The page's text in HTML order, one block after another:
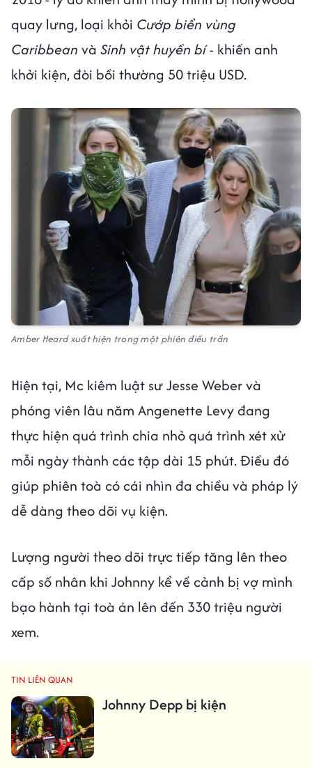
quay lưng, loại khỏi Cướp biển vùng
Caribbean và Sinh vật huyền bí- khiến anh
khởi kiện, đòi bồi thường 50 triệu USD.
Amber Heard xuất hiện trong một phiên điều trần
Hiện tại, Mc kiêm luật sư Jesse Weber và
phóng viên lâu năm Angenette Levy đang
thực hiện quá trình chia nhỏ quá trình xét xử
mỗi ngày thành các tập dài 15 phút. Điều đó
giúp phiên toà có cái nhìn đa chiều và pháp lý
dễ dàng theo dõi vụ kiện.
Lượng người theo dõi trực tiếp tăng lên theo
cấp số nhân khi Johnny kể về cảnh bị vợ mình
bạo hành tại toà án lên đến 330 triệu người
xem.
TIN LIÊN QUAN
Johnny Depp bị kiện